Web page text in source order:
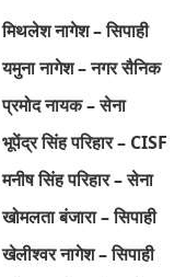
मिथलेश नागेश – सिपाही
यमुना नागेश – नगर सैनिक
प्रमोद नायक – सेना
भूपेंद्र सिंह परिहार – CISF
मनीष सिंह परिहार – सेना
खोमलता बंजारा – सिपाही
खेलीश्वर नागेश – सिपाही